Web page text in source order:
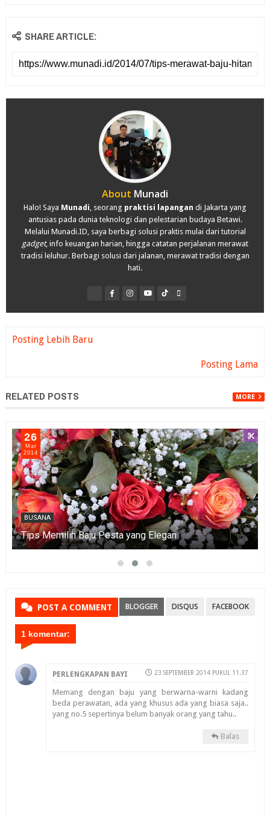
SHARE ARTICLE:
About Munadi
Halo! Saya Munadi , seorang praktisi lapangan di Jakarta yang
antusias pada dunia teknologi dan pelestarian budaya Betawi.
Melalui Munadi.ID, saya berbagi solusi praktis mulai dari tutorial
gadget, info keuangan harian, hingga catatan perjalanan merawat
tradisi leluhur. Berbagi solusi dari jalanan, merawat tradisi dengan
hati.
Posting Lebih Baru
Posting Lama
RELATED POSTS MORE
26
Mar
2014
BUSANA
Tips Memilih Baju Pesta yang Elegan
POST A COMMENT BLOGGER DISQUS FACEBOOK
1 komentar:
PERLENGKAPAN BAYI 23 SEPTEMBER 2014 PUKUL 11.37
Memang dengan baju yang berwarna-warni kadang
beda perawatan, ada yang khusus ada yang biasa saja..
yang no.5 sepertinya belum banyak orang yang tahu..
Balas